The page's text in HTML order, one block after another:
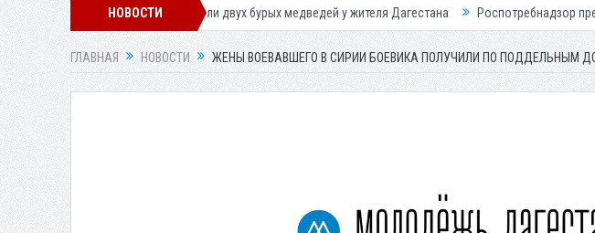
НОВОСТИ
конфисковали двух бурых медведей у жителя Дагестана Роспотребнадзор предупредил о
ГЛАВНАЯ НОВОСТИ ЖЕНЫ ВОЕВАВШЕГО В СИРИИ БОЕВИКА ПОЛУЧИЛИ ПО ПОДДЕЛЬНЫМ